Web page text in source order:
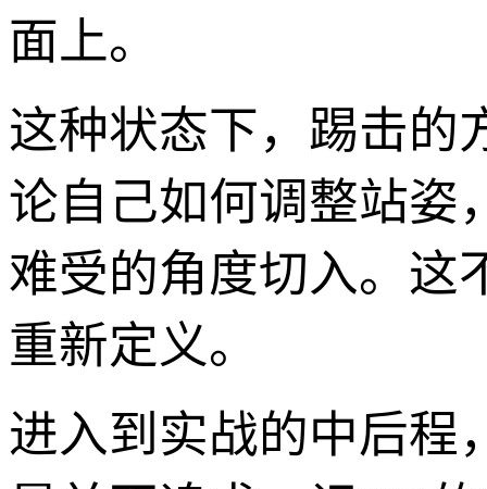
面上。
这种状态下，踢击的
论自己如何调整站姿
难受的角度切入。这
重新定义。
进入到实战的中后程